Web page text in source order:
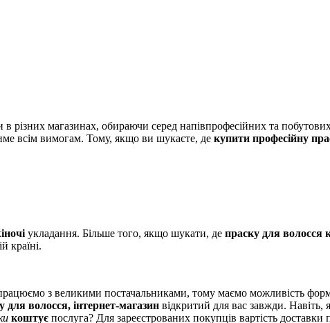
різних магазинах, обираючи серед напівпрофесійних та
всім вимогам. Тому, якщо ви шукаєте, де купити професійну
укладання. Більше того, якщо шукати, де праску для волосся
країні.
з великими постачальниками, тому маємо можливість
для волосся, інтернет-магазин відкритий для вас завжди. Навіть,
коштує послуга? Для зареєстрованих покупців вартість